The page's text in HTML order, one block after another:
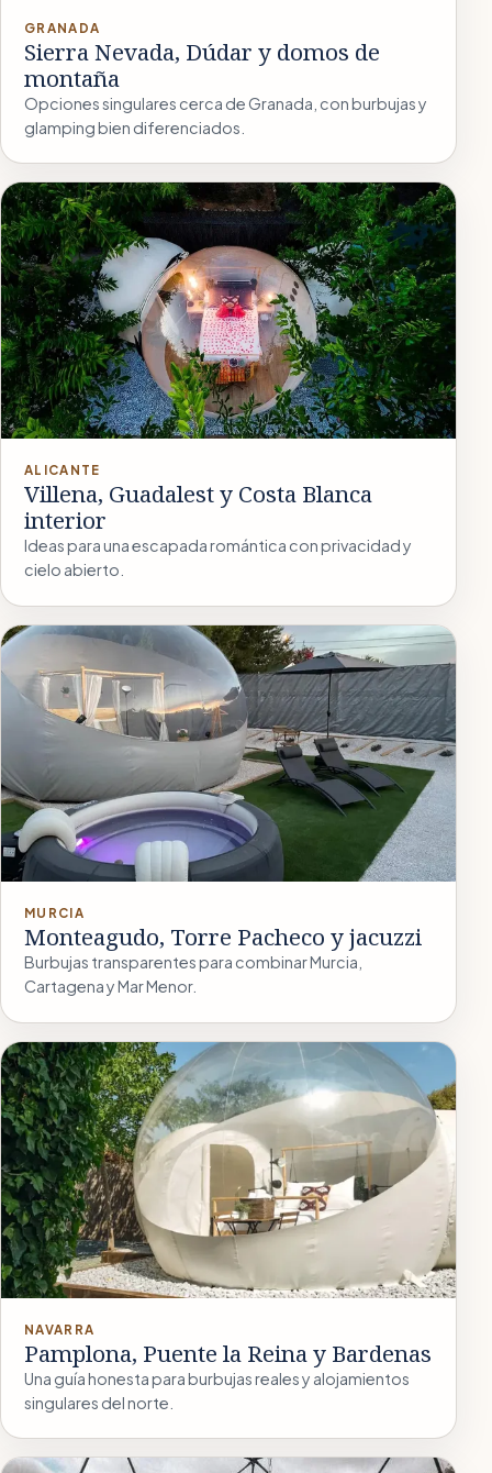
GRANADA
Sierra Nevada, Dúdar y domos de
montaña
Opciones singulares cerca de Granada, con burbujas y
glamping bien diferenciados.
ALICANTE
Villena, Guadalest y Costa Blanca
interior
Ideas para una escapada romántica con privacidad y
cielo abierto.
MURCIA
Monteagudo, Torre Pacheco y jacuzzi
Burbujas transparentes para combinar Murcia,
Cartagena y Mar Menor.
NAVARRA
Pamplona, Puente la Reina y Bardenas
Una guía honesta para burbujas reales y alojamientos
singulares del norte.